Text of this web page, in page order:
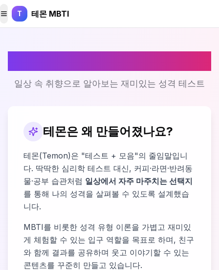
본문 바로가기
메뉴 토글
T 테몬 MBTI
일상 속 취향으로 알아보는 재미있는 성격 테스트
테몬은 왜 만들어졌나요?
테몬(Temon)은 "테스트 + 모음"의 줄임말입니
다. 딱딱한 심리학 테스트 대신, 커피·라면·반려동
물·공부 습관처럼 일상에서 자주 마주치는 선택지
를 통해 나의 성격을 살펴볼 수 있도록 설계했습
니다.
MBTI를 비롯한 성격 유형 이론을 가볍고 재미있
게 체험할 수 있는 입구 역할을 목표로 하며, 친구
와 함께 결과를 공유하며 웃고 이야기할 수 있는
콘텐츠를 꾸준히 만들고 있습니다.